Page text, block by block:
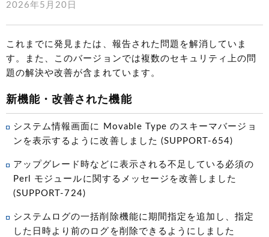
2026年5月20日
これまでに発見または、報告された問題を解消していま
す。また、このバージョンでは複数のセキュリティ上の問
題の解決や改善が含まれています。
新機能・改善された機能
システム情報画面に Movable Type のスキーマバージョ
ンを表示するように改善しました (SUPPORT-654)
アップグレード時などに表示される不足している必須の
Perl モジュールに関するメッセージを改善しました
(SUPPORT-724)
システムログの一括削除機能に期間指定を追加し、指定
した日時より前のログを削除できるようにしました